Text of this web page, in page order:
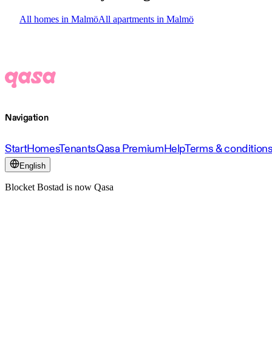
All homes in MalmöAll apartments in Malmö
Navigation
StartHomesTenantsQasa PremiumHelpTerms &
English
Blocket Bostad is now Qasa